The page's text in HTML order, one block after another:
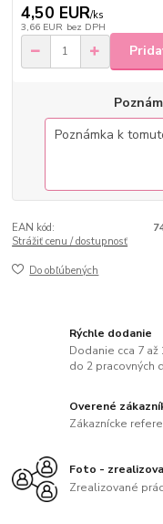
4,50 EUR/ks
3,66 EUR bez DPH
EAN kód:
Strážiť cenu / dostupnosť
Do obľúbených
Rýchle dodanie
Dodanie cca 7
do 2 pracovných
Overené
Zákaznícke
Foto -
Zrealizované